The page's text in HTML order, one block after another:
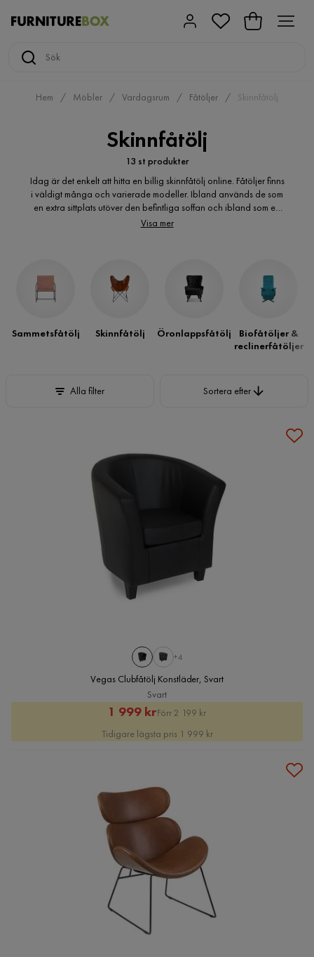
Hem Möbler Vardagsrum Fåtöljer Skinnfåtölj
Skinnfåtölj
13 st produkter
Idag är det enkelt att hitta en billig skinnfåtölj online. Fåtöljer finns
i väldigt många och varierade modeller. Ibland används de som
en extra sittplats utöver den befintliga soffan och ibland som en
helt fristående möbel vid en läshörna. En fåtölj är en möbel som
priset på en ny skinnfåtölj . Vilken av alla fåtöljer blir just din nya
favorit i ditt hem?
Visa mer
Sammetsfåtölj Skinnfåtölj Öronlappsfåtölj
Biofåtöljer &
reclinerfåtöljer
Alla filter Sortera efter
+4
Vegas Clubfåtölj Konstläder, Svart
Svart
Rabatterat
Pris
1 999 krOriginal
Pris
Förr 2 199 kr
Tidigare lägsta pris 1 999 kr